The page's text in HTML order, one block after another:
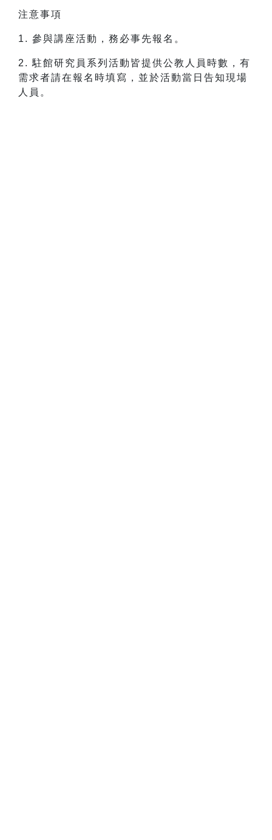
注意事項
1. 參與講座活動，務必事先報名。
2. 駐館研究員系列活動皆提供公教人員時數，有
需求者請在報名時填寫，並於活動當日告知現場
人員。